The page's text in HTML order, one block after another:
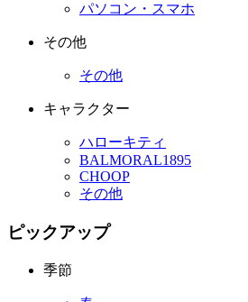
パソコン・スマホ
その他
その他
キャラクター
ハローキティ
BALMORAL1895
CHOOP
その他
ピックアップ
季節